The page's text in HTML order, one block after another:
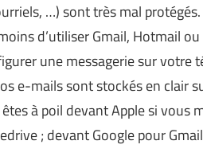
…) sont très mal
d’utiliser Gmail, Hotmail
une messagerie sur votre
e-mails sont stockés en clair
à poil devant Apple si
; devant Google pour